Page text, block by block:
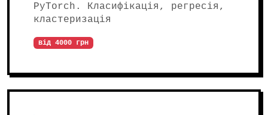
PyTorch. Класифікація, регресія,
кластеризація
від 4000 грн